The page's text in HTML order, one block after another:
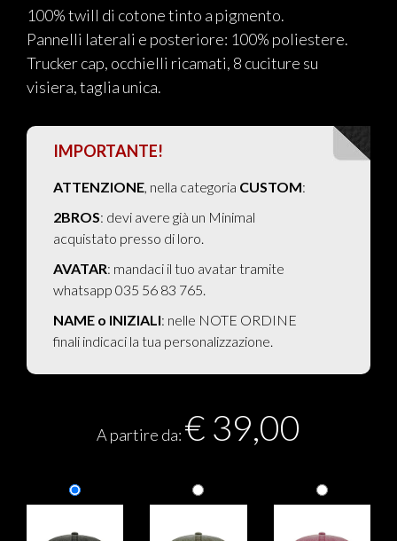
100% twill di cotone tinto a pigmento.
Pannelli laterali e posteriore: 100% poliestere.
Trucker cap, occhielli ricamati, 8 cuciture su
visiera, taglia unica.
IMPORTANTE!
ATTENZIONE, nella categoria CUSTOM:
2BROS: devi avere già un Minimal
acquistato presso di loro.
AVATAR: mandaci il tuo avatar tramite
whatsapp 035 56 83 765.
NAME o INIZIALI: nelle NOTE ORDINE
finali indicaci la tua personalizzazione.
A partire da: € 39,00